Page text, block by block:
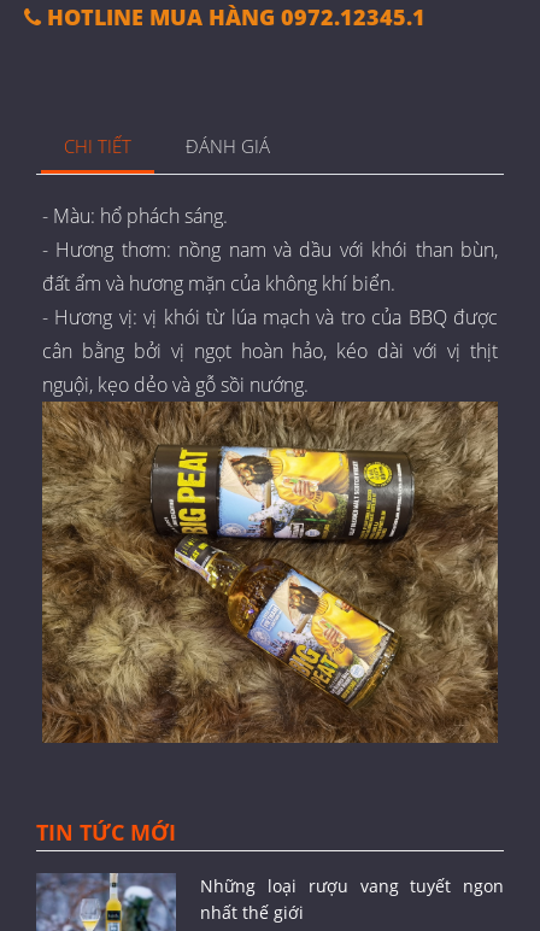
HOTLINE MUA HÀNG 0972.12345.1
CHI TIẾT ĐÁNH GIÁ
- Màu: hổ phách sáng.
- Hương thơm: nồng nam và dầu với khói than bùn,
đất ẩm và hương mặn của không khí biển.
- Hương vị: vị khói từ lúa mạch và tro của BBQ được
cân bằng bởi vị ngọt hoàn hảo, kéo dài với vị thịt
nguội, kẹo dẻo và gỗ sồi nướng.
TIN TỨC MỚI
Những loại rượu vang tuyết ngon
nhất thế giới